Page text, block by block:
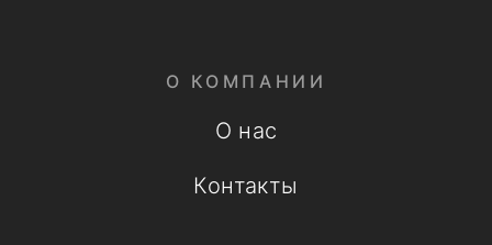
О КОМПАНИИ
О нас
Контакты